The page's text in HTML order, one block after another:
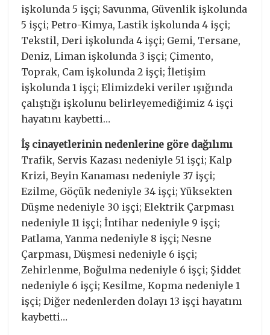
işkolunda 5 işçi; Savunma, Güvenlik işkolunda
5 işçi; Petro-Kimya, Lastik işkolunda 4 işçi;
Tekstil, Deri işkolunda 4 işçi; Gemi, Tersane,
Deniz, Liman işkolunda 3 işçi; Çimento,
Toprak, Cam işkolunda 2 işçi; İletişim
işkolunda 1 işçi; Elimizdeki veriler ışığında
çalıştığı işkolunu belirleyemediğimiz 4 işçi
hayatını kaybetti…
İş cinayetlerinin nedenlerine göre dağılımı
Trafik, Servis Kazası nedeniyle 51 işçi; Kalp
Krizi, Beyin Kanaması nedeniyle 37 işçi;
Ezilme, Göçük nedeniyle 34 işçi; Yüksekten
Düşme nedeniyle 30 işçi; Elektrik Çarpması
nedeniyle 11 işçi; İntihar nedeniyle 9 işçi;
Patlama, Yanma nedeniyle 8 işçi; Nesne
Çarpması, Düşmesi nedeniyle 6 işçi;
Zehirlenme, Boğulma nedeniyle 6 işçi; Şiddet
nedeniyle 6 işçi; Kesilme, Kopma nedeniyle 1
işçi; Diğer nedenlerden dolayı 13 işçi hayatını
kaybetti…